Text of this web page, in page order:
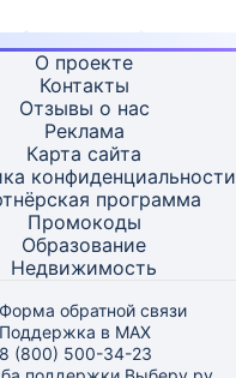
О проекте
Контакты
Отзывы о нас
Реклама
Карта сайта
конфиденциальности
программа
Промокоды
Образование
Недвижимость
Форма обратной связи
Поддержка в MAX
8 (800) 500-34-23